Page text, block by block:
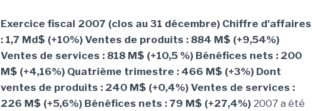
Exercice fiscal 2007 (clos au 31 décembre) Chiffre d'affaires
: 1,7 Md$ (+10%) Ventes de produits : 884 M$ (+9,54%)
Ventes de services : 818 M$ (+10,5 %) Bénéfices nets : 200
M$ (+4,16%) Quatrième trimestre : 466 M$ (+3%) Dont
ventes de produits : 240 M$ (+0,4%) Ventes de services :
226 M$ (+5,6%) Bénéfices nets : 79 M$ (+27,4%) 2007 a été